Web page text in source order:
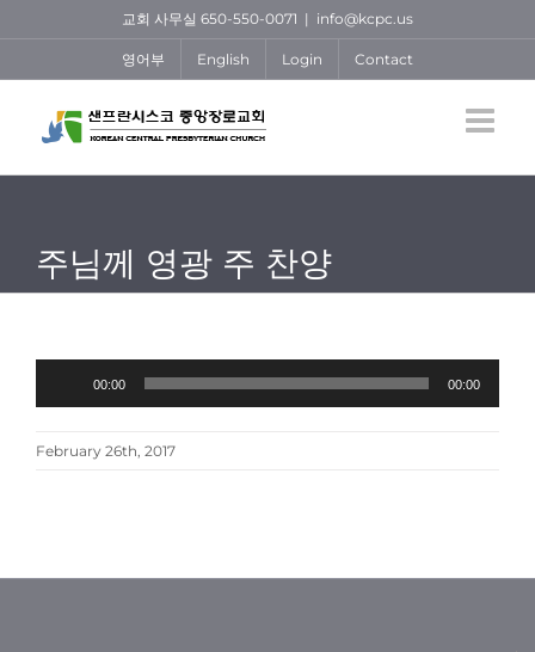
content
교회 사무실 650-550-0071 | info@kcpc.us
영어부 English Login Contact
주님께 영광 주 찬양
Player
00:00 00:00
February 26th, 2017